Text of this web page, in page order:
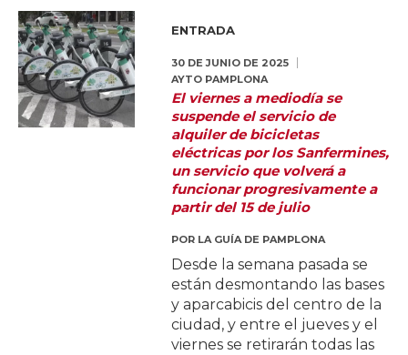
ENTRADA
30 DE JUNIO DE 2025
AYTO PAMPLONA
El viernes a mediodía se
suspende el servicio de
alquiler de bicicletas
eléctricas por los Sanfermines,
un servicio que volverá a
funcionar progresivamente a
partir del 15 de julio
POR LA GUÍA DE PAMPLONA
Desde la semana pasada se
están desmontando las bases
y aparcabicis del centro de la
ciudad, y entre el jueves y el
viernes se retirarán todas las